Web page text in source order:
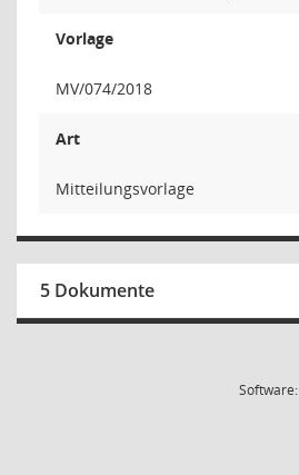
Vorlage
MV/074/2018
Art
Mitteilungsvorlage
5 Dokumente
Software: